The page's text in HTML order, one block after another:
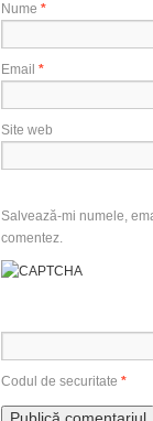
Nume *
Email *
Site web
Salvează-mi numele,
comentez.
Codul de securitate *